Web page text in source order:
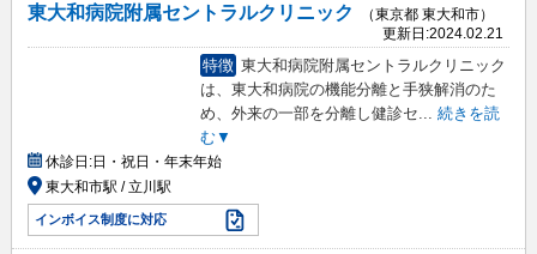
東大和病院附属セントラルクリニック
（東京都 東大和市）
更新日:2024.02.21
特徴 東大和病院附属セントラルクリニック
は、東大和病院の機能分離と手狭解消のた
め、外来の一部を分離し健診セ
続きを読
む▼
休診日:日・祝日・年末年始
東大和市駅 / 立川駅
インボイス制度に対応